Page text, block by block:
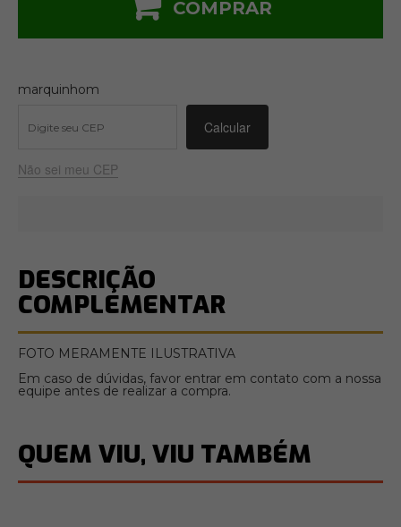
COMPRAR
marquinhom
Não sei meu CEP
DESCRIÇÃO
COMPLEMENTAR
FOTO MERAMENTE ILUSTRATIVA
Em caso de dúvidas, favor entrar em contato com a nossa
equipe antes de realizar a compra.
QUEM VIU, VIU TAMBÉM